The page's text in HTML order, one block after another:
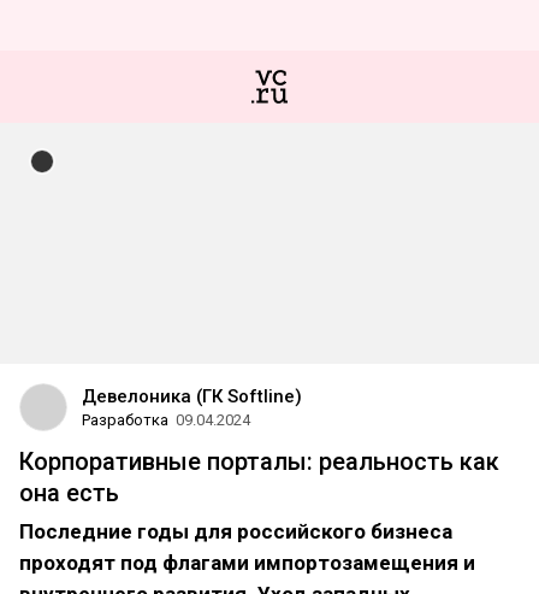
Девелоника (ГК Softline)
Разработка 09.04.2024
Корпоративные порталы: реальность как
она есть
Последние годы для российского бизнеса
проходят под флагами импортозамещения и